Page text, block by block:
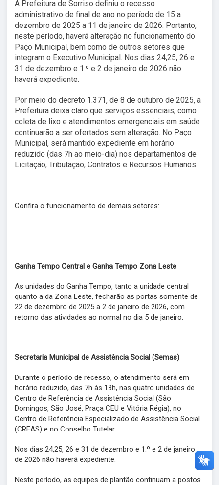
A Prefeitura de Sorriso definiu o recesso
administrativo de final de ano no período de 15 a
dezembro de 2025 a 11 de janeiro de 2026. Portanto,
neste período, haverá alteração no funcionamento do
Paço Municipal, bem como de outros setores que
integram o Executivo Municipal. Nos dias 24,25, 26 e
31 de dezembro e 1.º e 2 de janeiro de 2026 não
haverá expediente.
Por meio do decreto 1.371, de 8 de outubro de 2025, a
Prefeitura deixa claro que serviços essenciais, como
coleta de lixo e atendimentos emergenciais em saúde
continuarão a ser ofertados sem alteração. No Paço
Municipal, será mantido expediente em horário
reduzido (das 7h ao meio-dia) nos departamentos de
Licitação, Tributação, Contratos e Recursos Humanos.
Confira o funcionamento de demais setores:
Ganha Tempo Central e Ganha Tempo Zona Leste
As unidades do Ganha Tempo, tanto a unidade central
quanto a da Zona Leste, fecharão as portas somente de
22 de dezembro de 2025 a 2 de janeiro de 2026, com
retorno das atividades ao normal no dia 5 de janeiro.
Secretaria Municipal de Assistência Social (Semas)
Durante o período de recesso, o atendimento será em
horário reduzido, das 7h às 13h, nas quatro unidades de
Centro de Referência de Assistência Social (São
Domingos, São José, Praça CEU e Vitória Régia), no
Centro de Referência Especializado de Assistência Social
(CREAS) e no Conselho Tutelar.
Nos dias 24,25, 26 e 31 de dezembro e 1.º e 2 de janeiro
de 2026 não haverá expediente.
Neste período, as equipes de plantão continuam a postos